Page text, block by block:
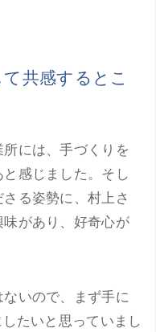
共感するとこ
には、手づくりを
感じました。そし
る姿勢に、村上さ
があり、好奇心が
いので、まず手に
たいと思っていまし